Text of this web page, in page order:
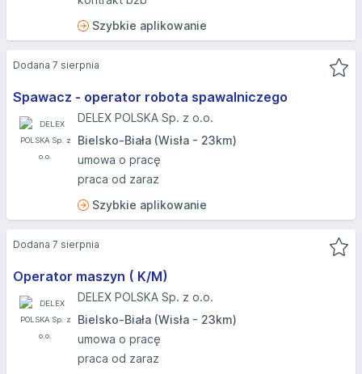
Szybkie aplikowanie
Spawacz - operator robota spawalniczego
DELEX POLSKA Sp. z o.o.
Bielsko-Biała (Wisła - 23km)
umowa o pracę
praca od zaraz
Szybkie aplikowanie
Dodana 7 sierpnia
Operator maszyn ( K/M)
DELEX POLSKA Sp. z o.o.
Bielsko-Biała (Wisła - 23km)
umowa o pracę
praca od zaraz
Dodana 7 sierpnia